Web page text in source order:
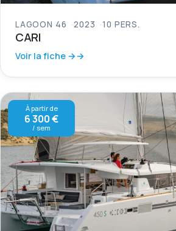
LAGOON 46 2023 10 PERS.
CARI
Voir la fiche →
À partir de
6 300 €
/ sem